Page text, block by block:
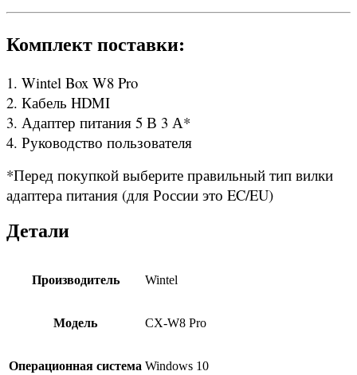
Комплект поставки:
1. Wintel Box W8 Pro
2. Кабель HDMI
3. Адаптер питания 5 В 3 А*
4. Руководство пользователя
*Перед покупкой выберите правильный тип вилки
адаптера питания (для России это EC/EU)
Детали
Производитель Wintel
Модель CX-W8 Pro
Операционная система Windows 10